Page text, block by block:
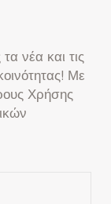
νέα και τις
Με
Χρήσης